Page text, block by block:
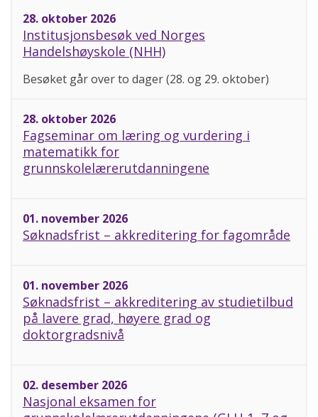
28. oktober 2026
Institusjonsbesøk ved Norges
Handelshøyskole (NHH)
Besøket går over to dager (28. og 29. oktober)
28. oktober 2026
Fagseminar om læring og vurdering i
matematikk for
grunnskolelærerutdanningene
01. november 2026
Søknadsfrist – akkreditering for fagområde
01. november 2026
Søknadsfrist – akkreditering av studietilbud
på lavere grad, høyere grad og
doktorgradsnivå
02. desember 2026
Nasjonal eksamen for